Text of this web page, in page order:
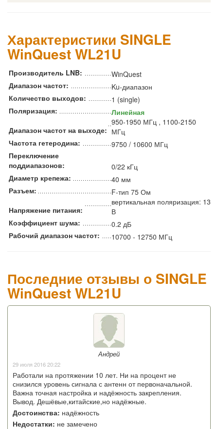
Характеристики SINGLE
WinQuest WL21U
Производитель LNB:
WinQuest
Диапазон частот:
Ku-диапазон
Количество выходов:
1 (single)
Поляризация:
Линейная
Диапазон частот на выходе:
950-1950 МГц , 1100-2150
МГц
Частота гетеродина:
9750 / 10600 МГц
Переключение
поддиапазонов:
0/22 кГц
Диаметр крепежа:
40 мм
Разъем:
F-тип 75 Ом
Напряжение питания:
вертикальная поляризация: 13
В
Коэффициент шума:
0.2 дБ
Рабочий диапазон частот:
10700 - 12750 МГц
Последние отзывы о SINGLE
WinQuest WL21U
Андрей
29 июля 2016 20:22
Работали на протяжении 10 лет. Ни на процент не
снизился уровень сигнала с антенн от первоначальной.
Важна точная настройка и надёжность закрепления.
Вывод. Дешёвые,китайские,но надёжные.
Достоинства: надёжность
Недостатки: не замечено